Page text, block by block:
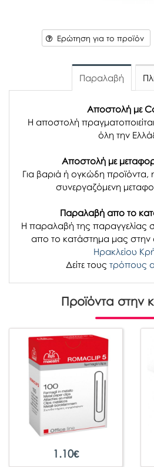
Ερώτηση για το προϊόν
Παραλαβή
Αποστολή με
Η αποστολή
όλη την
Αποστολή με
Για βαριά ή ογκώδη προϊόντα,
συνεργαζόμενη
Παραλαβή απο το
H παραλαβή της παραγγελίας
απο το κατάστημα μας στην
Ηρακλείου
Δείτε τους τρόπους
Προϊόντα στην
1.10€